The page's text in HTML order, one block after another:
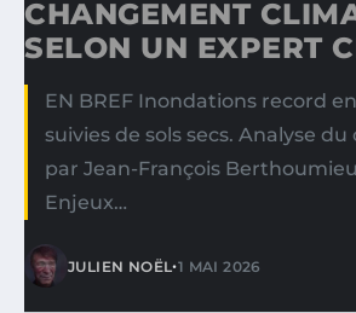
CHANGEMENT
SELON UN EXPERT
EN BREF Inondations record
suivies de sols secs. Analyse
par Jean-François
Enjeux…
JULIEN NOËL•1 MAI 2026